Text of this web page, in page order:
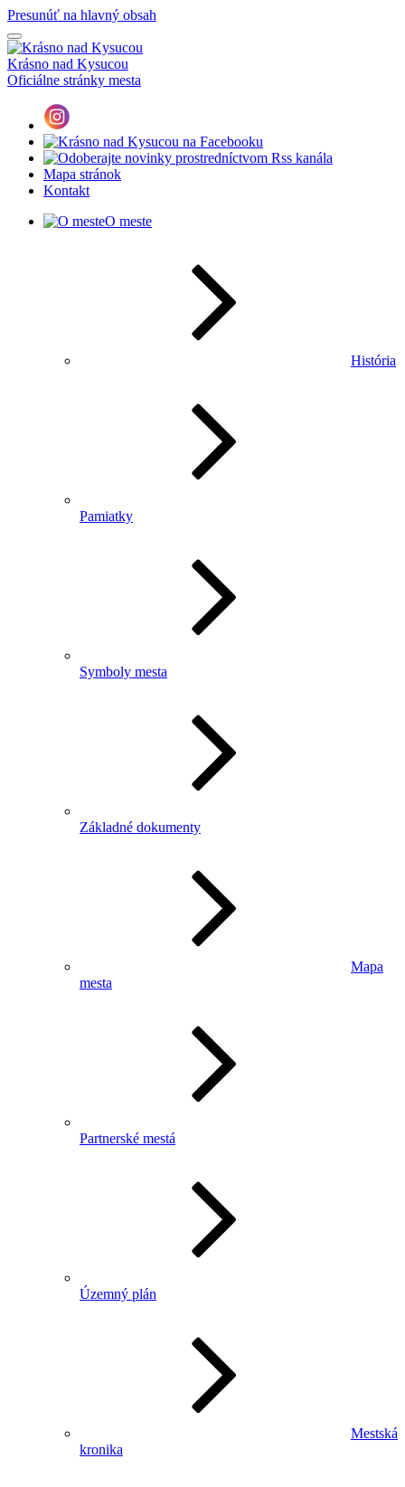
Presunúť na hlavný obsah
Krásno nad Kysucou
Oficiálne stránky mesta
Mapa stránok
Kontakt
O meste
História
Pamiatky
Symboly mesta
Základné dokumenty
Mapa
mesta
Partnerské mestá
Územný plán
Mestská
kronika